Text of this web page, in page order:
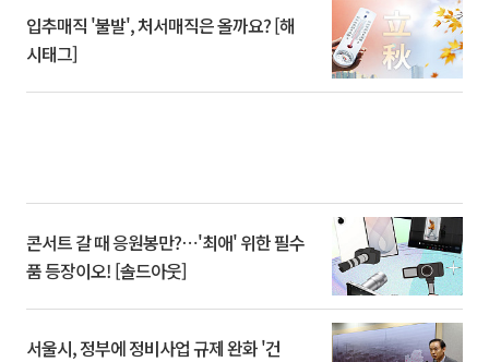
입추매직 '불발', 처서매직은 올까요? [해
시태그]
콘서트 갈 때 응원봉만?⋯'최애' 위한 필수
품 등장이오! [솔드아웃]
서울시, 정부에 정비사업 규제 완화 '건